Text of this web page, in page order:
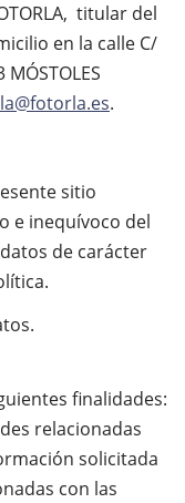
titular del
en la calle C/
.
sitio
e inequívoco del
de carácter
finalidades:
relacionadas
solicitada
con las